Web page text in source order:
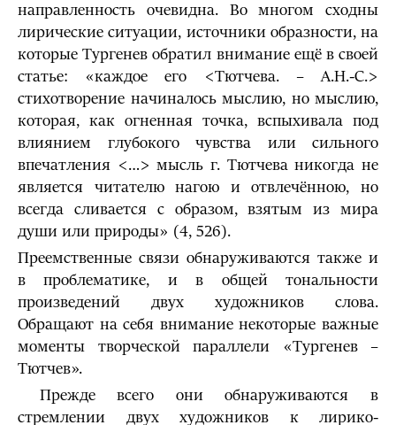
направленность очевидна. Во многом сходны
лирические ситуации, источники образности, на
которые Тургенев обратил внимание ещё в своей
статье: «каждое его <Тютчева. – А.Н.-С.>
стихотворение начиналось мыслию, но мыслию,
которая, как огненная точка, вспыхивала под
влиянием глубокого чувства или сильного
впечатления <…> мысль г. Тютчева никогда не
является читателю нагою и отвлечённою, но
всегда сливается с образом, взятым из мира
души или природы» (4, 526).
Преемственные связи обнаруживаются также и
в проблематике, и в общей тональности
произведений двух художников слова.
Обращают на себя внимание некоторые важные
моменты творческой параллели «Тургенев –
Тютчев».
Прежде всего они обнаруживаются в
стремлении двух художников к лирико-